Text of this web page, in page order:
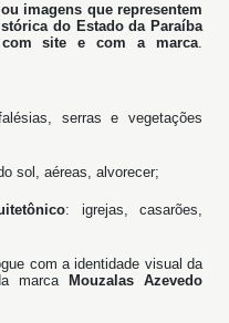
imagens que representem
do Estado da Paraíba
com site e com a marca.
serras e vegetações
sol, aéreas, alvorecer;
: igrejas, casarões,
com a identidade visual da
marca
Mouzalas Azevedo